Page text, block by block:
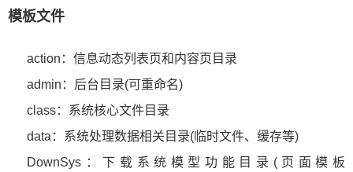
模板文件
action：信息动态列表页和内容页目录
admin：后台目录(可重命名)
class：系统核心文件目录
data：系统处理数据相关目录(临时文件、缓存等)
DownSys：下载系统模型功能目录(页面模板